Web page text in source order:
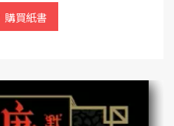
購買紙書